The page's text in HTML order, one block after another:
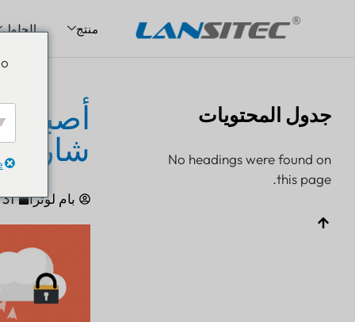
منتج الحلول
جدول المحتويات
No headings were found on
this page.
أصبحت
بام لوثرا 31 يوليو 2020